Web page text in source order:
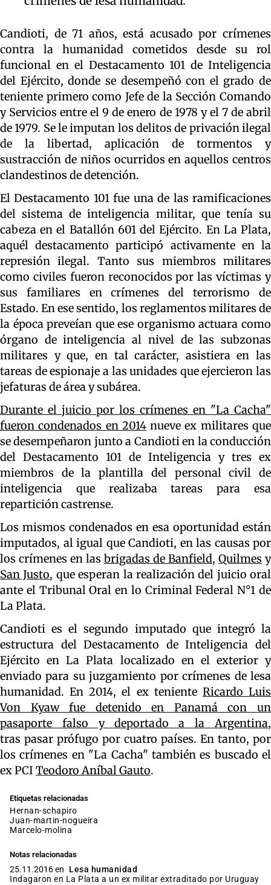
Candioti, de 71 años, está acusado por crímenes
contra la humanidad cometidos desde su rol
funcional en el Destacamento 101 de Inteligencia
del Ejército, donde se desempeñó con el grado de
teniente primero como Jefe de la Sección Comando
y Servicios entre el 9 de enero de 1978 y el 7 de abril
de 1979. Se le imputan los delitos de privación ilegal
de la libertad, aplicación de tormentos y
sustracción de niños ocurridos en aquellos centros
clandestinos de detención.
El Destacamento 101 fue una de las ramificaciones
del sistema de inteligencia militar, que tenía su
cabeza en el Batallón 601 del Ejército. En La Plata,
aquél destacamento participó activamente en la
represión ilegal. Tanto sus miembros militares
como civiles fueron reconocidos por las víctimas y
sus familiares en crímenes del terrorismo de
Estado. En ese sentido, los reglamentos militares de
la época preveían que ese organismo actuara como
órgano de inteligencia al nivel de las subzonas
militares y que, en tal carácter, asistiera en las
tareas de espionaje a las unidades que ejercieron las
jefaturas de área y subárea.
Durante el juicio por los crímenes en "La Cacha"
fueron condenados en 2014nueve ex militares que
se desempeñaron junto a Candioti en la conducción
del Destacamento 101 de Inteligencia y tres ex
miembros de la plantilla del personal civil de
inteligencia que realizaba tareas para esa
repartición castrense.
Los mismos condenados en esa oportunidad están
imputados, al igual que Candioti, en las causas por
los crímenes en las brigadas de Banfield, Quilmes y
San Justo, que esperan la realización del juicio oral
ante el Tribunal Oral en lo Criminal Federal N°1 de
La Plata.
Candioti es el segundo imputado que integró la
estructura del Destacamento de Inteligencia del
Ejército en La Plata localizado en el exterior y
enviado para su juzgamiento por crímenes de lesa
humanidad. En 2014, el ex teniente Ricardo Luis
Von Kyaw fue detenido en Panamá con un
pasaporte falso y deportado a la Argentina,
tras pasar prófugo por cuatro países. En tanto, por
los crímenes en "La Cacha" también es buscado el
ex PCI Teodoro Aníbal Gauto.
Etiquetas relacionadas
hernan-schapiro
juan-martin-nogueira
marcelo-molina
Notas relacionadas
25.11.2016 en
Lesa humanidad
Indagaron en La Plata a un ex militar extraditado por Uruguay